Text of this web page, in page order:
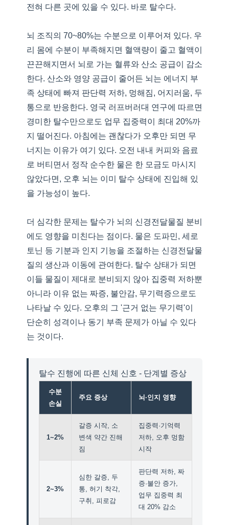
전혀 다른 곳에 있을 수 있다. 바로 탈수다.
뇌 조직의 70~80%는 수분으로 이루어져 있다. 우
리 몸에 수분이 부족해지면 혈액량이 줄고 혈액이
끈끈해지면서 뇌로 가는 혈류와 산소 공급이 감소
한다. 산소와 영양 공급이 줄어든 뇌는 에너지 부
족 상태에 빠져 판단력 저하, 멍해짐, 어지러움, 두
통으로 반응한다. 영국 러프버러대 연구에 따르면
경미한 탈수만으로도 업무 집중력이 최대 20%까
지 떨어진다. 아침에는 괜찮다가 오후만 되면 무
너지는 이유가 여기 있다. 오전 내내 커피와 음료
로 버티면서 정작 순수한 물은 한 모금도 마시지
않았다면, 오후 뇌는 이미 탈수 상태에 진입해 있
을 가능성이 높다.
더 심각한 문제는 탈수가 뇌의 신경전달물질 분비
에도 영향을 미친다는 점이다. 물은 도파민, 세로
토닌 등 기분과 인지 기능을 조절하는 신경전달물
질의 생산과 이동에 관여한다. 탈수 상태가 되면
이들 물질이 제대로 분비되지 않아 집중력 저하뿐
아니라 이유 없는 짜증, 불안감, 무기력증으로도
나타날 수 있다. 오후의 그 '근거 없는 무기력'이
단순히 성격이나 동기 부족 문제가 아닐 수 있다
는 것이다.
탈수 진행에 따른 신체 신호 - 단계별 증상
수분
손실
주요 증상 뇌·인지 영향
1~2%
갈증 시작, 소
변색 약간 진해
짐
집중력·기억력
저하, 오후 멍함
시작
2~3%
심한 갈증, 두
통, 허기 착각,
구취, 피로감
판단력 저하, 짜
증·불안 증가,
업무 집중력 최
대 20% 감소